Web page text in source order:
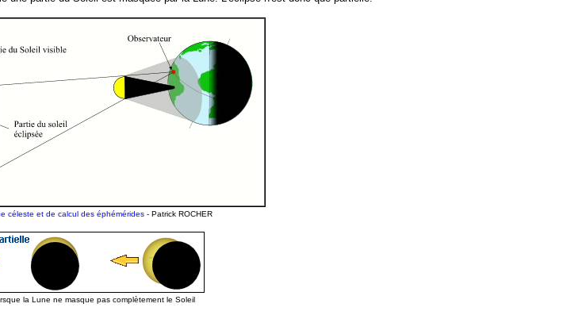
céleste et de calcul des éphémérides - Patrick ROCHER
la Lune ne masque pas complètement le Soleil